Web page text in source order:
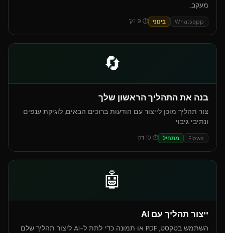
מעקב.
Whatsapp בינוני ⏱
9 דק'
🔄
בנה את התהליך הראשון שלך
צור תהליך מוכן לייצור עם הודעות ברוכים הבאים, לוגיקת ענפים
ונתיבי גיבוי.
Flows מתחיל ⏱
10 דק'
🤖
ייצור תהליך עם AI
השתמש בטקסט, PDF או תמונה כדי לתת ל-AI ליצור תהליך שלם